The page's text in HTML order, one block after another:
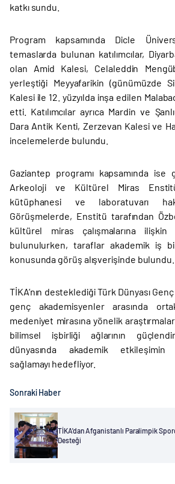
katkı sundu.
Program kapsamında Dicle
temaslarda bulunan katılımcılar,
olan Amid Kalesi, Celaleddin
yerleştiği Meyyafarikin (günümüzde
Kalesi ile 12. yüzyılda inşa edilen
etti. Katılımcılar ayrıca Mardin ve
Dara Antik Kenti, Zerzevan Kalesi ve
incelemelerde bulundu.
Gaziantep programı kapsamında
Arkeoloji ve Kültürel Miras
kütüphanesi ve laboratuvarı
Görüşmelerde, Enstitü tarafından
kültürel miras çalışmalarına ilişkin
bulunulurken, taraflar akademik iş
konusunda görüş alışverişinde bulundu.
TİKA’nın desteklediği Türk Dünyası
genç akademisyenler arasında
medeniyet mirasına yönelik
bilimsel işbirliği ağlarının
dünyasında akademik etkileşimin
sağlamayı hedefliyor.
Sonraki Haber
TİKA'dan Afganistanlı Paralimpik
Desteği